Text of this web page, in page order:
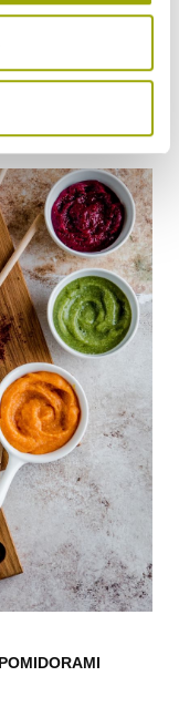
sól w przepisie.